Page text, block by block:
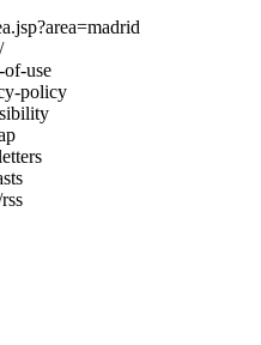
use
policy